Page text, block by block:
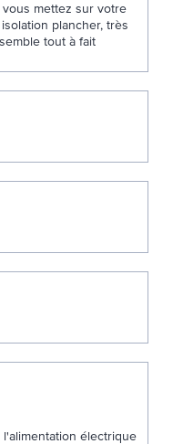
mettez sur votre
plancher, très
tout à fait
électrique